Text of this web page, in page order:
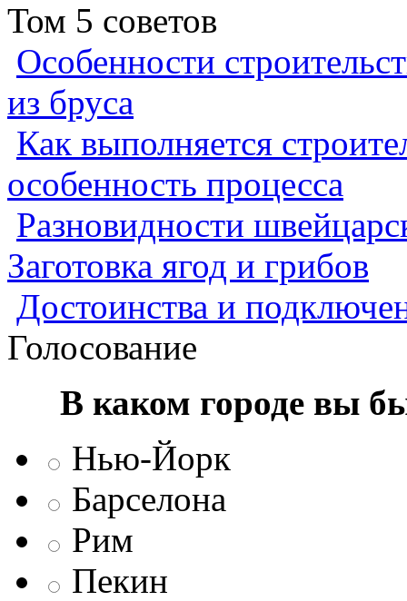
Том 5 советов
Особенности
из бруса
Как выполняется
особенность процесса
Разновидности
Заготовка ягод и грибов
Достоинства и
Голосование
В каком городе вы
Нью-Йорк
Барселона
Рим
Пекин